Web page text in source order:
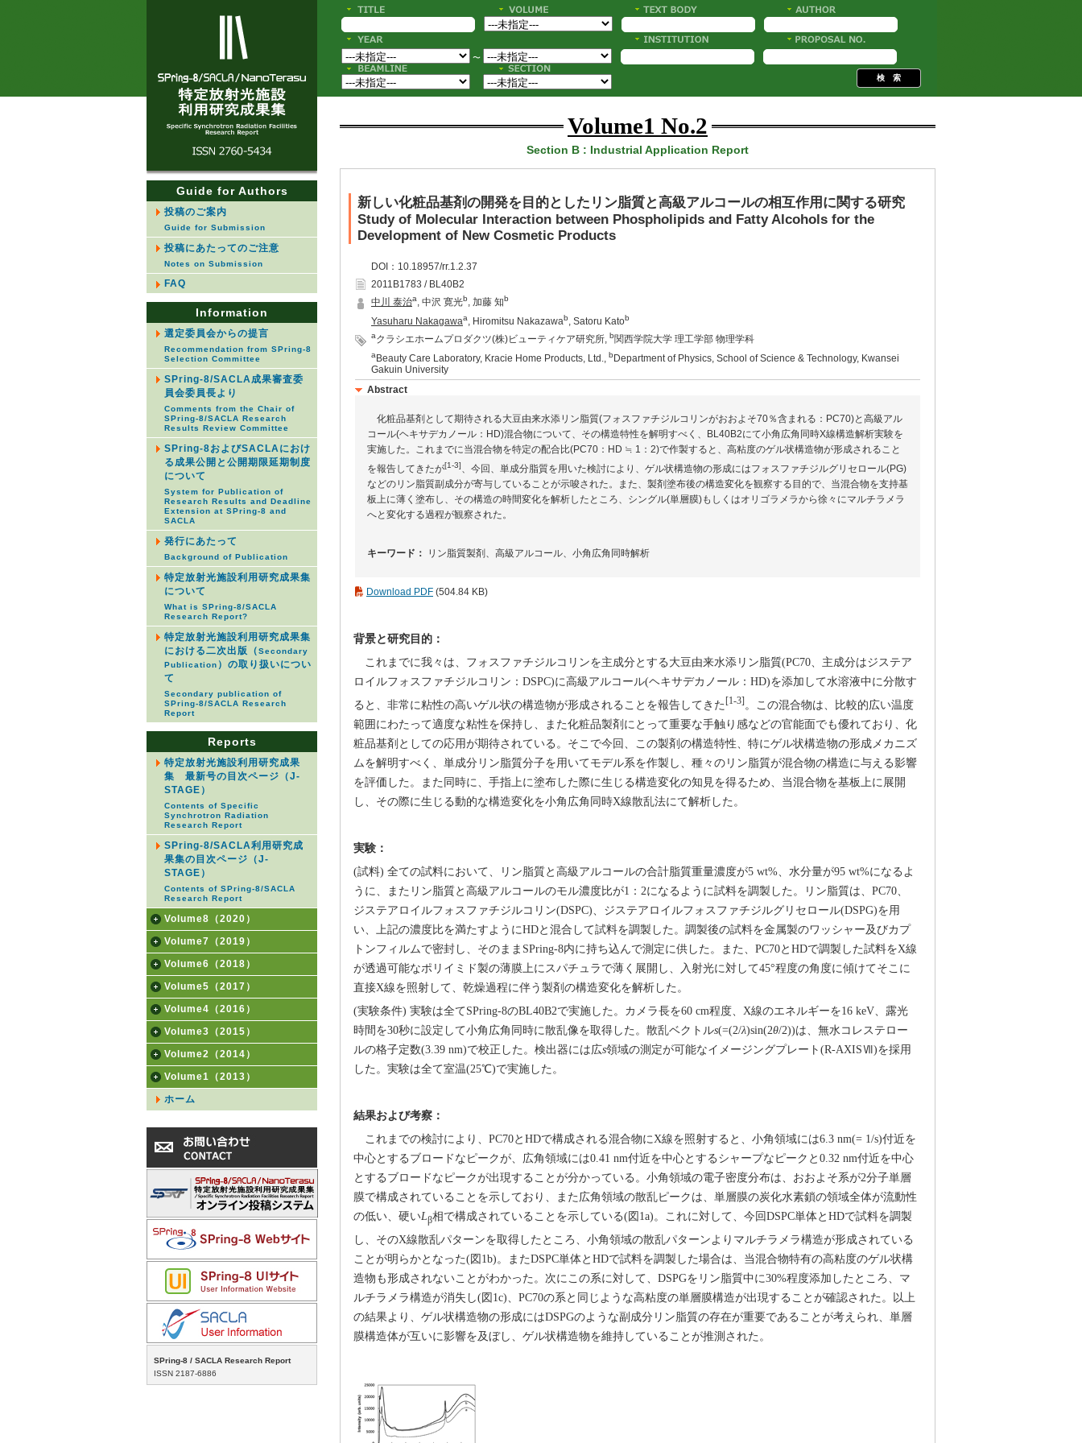
Guide for Authors
投稿のご案内
Guide for Submission
投稿にあたってのご注意
Notes on Submission
FAQ
Information
選定委員会からの提言
Recommendation from SPring-8
Selection Committee
SPring-8/SACLA成果審査委
員会委員長より
Comments from the Chair of
SPring-8/SACLA Research
Results Review Committee
SPring-8およびSACLAにおけ
る成果公開と公開期限延期制度
について
System for Publication of
Research Results and Deadline
Extension at SPring-8 and
SACLA
発行にあたって
Background of Publication
特定放射光施設利用研究成果集
について
What is SPring-8/SACLA
Research Report?
特定放射光施設利用研究成果集
における二次出版（Secondary
Publication ）の取り扱いについ
て
Secondary publication of
SPring-8/SACLA Research
Report
Reports
特定放射光施設利用研究成果
集 最新号の目次ページ（J-
STAGE）
Contents of Specific
Synchrotron Radiation
Research Report
SPring-8/SACLA利用研究成
果集の目次ページ（J-
STAGE）
Contents of SPring-8/SACLA
Research Report
Volume8（2020）
Volume7（2019）
Volume6（2018）
Volume5（2017）
Volume4（2016）
Volume3（2015）
Volume2（2014）
Volume1（2013）
ホーム
SPring-8 / SACLA Research Report
ISSN 2187-6886
〜
Volume1 No.2
Section B : Industrial Application Report
新しい化粧品基剤の開発を目的としたリン脂質と高級アルコールの相互作用に関する研究
Study of Molecular Interaction between Phospholipids and Fatty Alcohols for the
Development of New Cosmetic Products
DOI：10.18957/rr.1.2.37
2011B1783 / BL40B2
中川 泰治a, 中沢 寛光b, 加藤 知b
Yasuharu Nakagawaa, Hiromitsu Nakazawab, Satoru Katob
aクラシエホームプロダクツ(株)ビューティケア研究所, b関西学院大学 理工学部 物理学科
a Beauty Care Laboratory, Kracie Home Products, Ltd., b Department of Physics, School of Science & Technology, Kwansei
Gakuin University
Abstract
化粧品基剤として期待される大豆由来水添リン脂質(フォスファチジルコリンがおおよそ70％含まれる：PC70)と高級アル
コール(ヘキサデカノール：HD)混合物について、その構造特性を解明すべく、BL40B2にて小角広角同時X線構造解析実験を
実施した。これまでに当混合物を特定の配合比(PC70：HD ≒ 1：2)で作製すると、高粘度のゲル状構造物が形成されること
を報告してきたが[1-3]、今回、単成分脂質を用いた検討により、ゲル状構造物の形成にはフォスファチジルグリセロール(PG)
などのリン脂質副成分が寄与していることが示唆された。また、製剤塗布後の構造変化を観察する目的で、当混合物を支持基
板上に薄く塗布し、その構造の時間変化を解析したところ、シングル(単層膜)もしくはオリゴラメラから徐々にマルチラメラ
へと変化する過程が観察された。
キーワード： リン脂質製剤、高級アルコール、小角広角同時解析
Download PDF (504.84 KB)
背景と研究目的：
これまでに我々は、フォスファチジルコリンを主成分とする大豆由来水添リン脂質(PC70、主成分はジステア
ロイルフォスファチジルコリン：DSPC)に高級アルコール(ヘキサデカノール：HD)を添加して水溶液中に分散す
ると、非常に粘性の高いゲル状の構造物が形成されることを報告してきた [1-3] 。この混合物は、比較的広い温度
範囲にわたって適度な粘性を保持し、また化粧品製剤にとって重要な手触り感などの官能面でも優れており、化
粧品基剤としての応用が期待されている。そこで今回、この製剤の構造特性、特にゲル状構造物の形成メカニズ
ムを解明すべく、単成分リン脂質分子を用いてモデル系を作製し、種々のリン脂質が混合物の構造に与える影響
を評価した。また同時に、手指上に塗布した際に生じる構造変化の知見を得るため、当混合物を基板上に展開
し、その際に生じる動的な構造変化を小角広角同時X線散乱法にて解析した。
実験：
(試料) 全ての試料において、リン脂質と高級アルコールの合計脂質重量濃度が5 wt%、水分量が95 wt%になるよ
うに、またリン脂質と高級アルコールのモル濃度比が1：2になるように試料を調製した。リン脂質は、PC70、
ジステアロイルフォスファチジルコリン(DSPC)、ジステアロイルフォスファチジルグリセロール(DSPG)を用
い、上記の濃度比を満たすようにHDと混合して試料を調製した。調製後の試料を金属製のワッシャー及びカプ
トンフィルムで密封し、そのままSPring-8内に持ち込んで測定に供した。また、PC70とHDで調製した試料をX線
が透過可能なポリイミド製の薄膜上にスパチュラで薄く展開し、入射光に対して45°程度の角度に傾けてそこに
直接X線を照射して、乾燥過程に伴う製剤の構造変化を解析した。
(実験条件) 実験は全てSPring-8のBL40B2で実施した。カメラ長を60 cm程度、X線のエネルギーを16 keV、露光
時間を30秒に設定して小角広角同時に散乱像を取得した。散乱ベクトルs(=(2/λ)sin(2θ/2))は、無水コレステロー
ルの格子定数(3.39 nm)で校正した。検出器には広s領域の測定が可能なイメージングプレート(R-AXISⅦ)を採用
した。実験は全て室温(25℃)で実施した。
結果および考察：
これまでの検討により、PC70とHDで構成される混合物にX線を照射すると、小角領域には6.3 nm(= 1/s)付近を
中心とするブロードなピークが、広角領域には0.41 nm付近を中心とするシャープなピークと0.32 nm付近を中心
とするブロードなピークが出現することが分かっている。小角領域の電子密度分布は、おおよそ系が2分子単層
膜で構成されていることを示しており、また広角領域の散乱ピークは、単層膜の炭化水素鎖の領域全体が流動性
の低い、硬いLβ相で構成されていることを示している(図1a)。これに対して、今回DSPC単体とHDで試料を調製
し、そのX線散乱パターンを取得したところ、小角領域の散乱パターンよりマルチラメラ構造が形成されている
ことが明らかとなった(図1b)。またDSPC単体とHDで試料を調製した場合は、当混合物特有の高粘度のゲル状構
造物も形成されないことがわかった。次にこの系に対して、DSPGをリン脂質中に30%程度添加したところ、マ
ルチラメラ構造が消失し(図1c)、PC70の系と同じような高粘度の単層膜構造が出現することが確認された。以上
の結果より、ゲル状構造物の形成にはDSPGのような副成分リン脂質の存在が重要であることが考えられ、単層
膜構造体が互いに影響を及ぼし、ゲル状構造物を維持していることが推測された。